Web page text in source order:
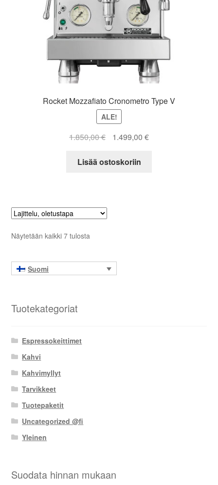
Rocket Mozzafiato Cronometro Type V
ALE!
1.850,00€
Alkuperäinen
oli:
1.499,00 €Nykyinen
Lisää ostoskoriin
Näytetään kaikki 7 tulosta
Suomi
Tuotekategoriat
Espressokeittimet
Kahvi
Kahvimyllyt
Tarvikkeet
Tuotepaketit
Uncategorized @fi
Yleinen
Suodata hinnan mukaan